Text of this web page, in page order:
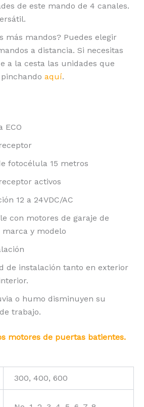
de este mando de 4 canales.
más mandos? Puedes elegir
a distancia. Si necesitas
a la cesta las unidades que
aquí.
ECO
fotocélula 15 metros
activos
12 a 24VDC/AC
con motores de garaje de
y modelo
de instalación tanto en exterior
o humo disminuyen su
trabajo.
motores de puertas batientes.
300, 400, 600